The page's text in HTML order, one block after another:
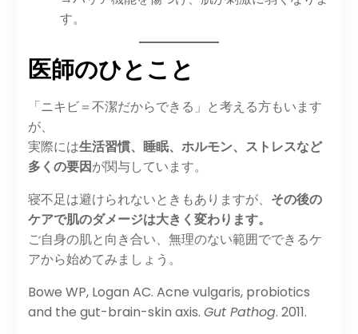
す。
医師のひとこと
「ニキビ＝不潔だからできる」と考える方もいます
が、
実際には生活習慣、睡眠、ホルモン、ストレスなど
多くの要因が関与しています。
寝不足は避けられないときもありますが、 その後の
ケアで肌のダメージは大きく変わります。
ご自身の肌と向き合い、無理のない範囲でできるケ
アから始めてみましょう。
Bowe WP, Logan AC. Acne vulgaris, probiotics
and the gut-brain-skin axis. Gut Pathog. 2011.